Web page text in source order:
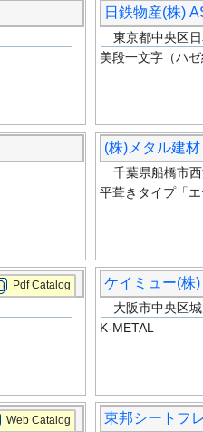
日鉄物産(株)
東京都中央区
美段一文字（ハ
(株)メタル建材
千葉県船橋市
平葺きタイプ「
Pdf Catalog ケイミュー(株)
大阪市中央区
K-METAL
Web Catalog 東邦シートフ